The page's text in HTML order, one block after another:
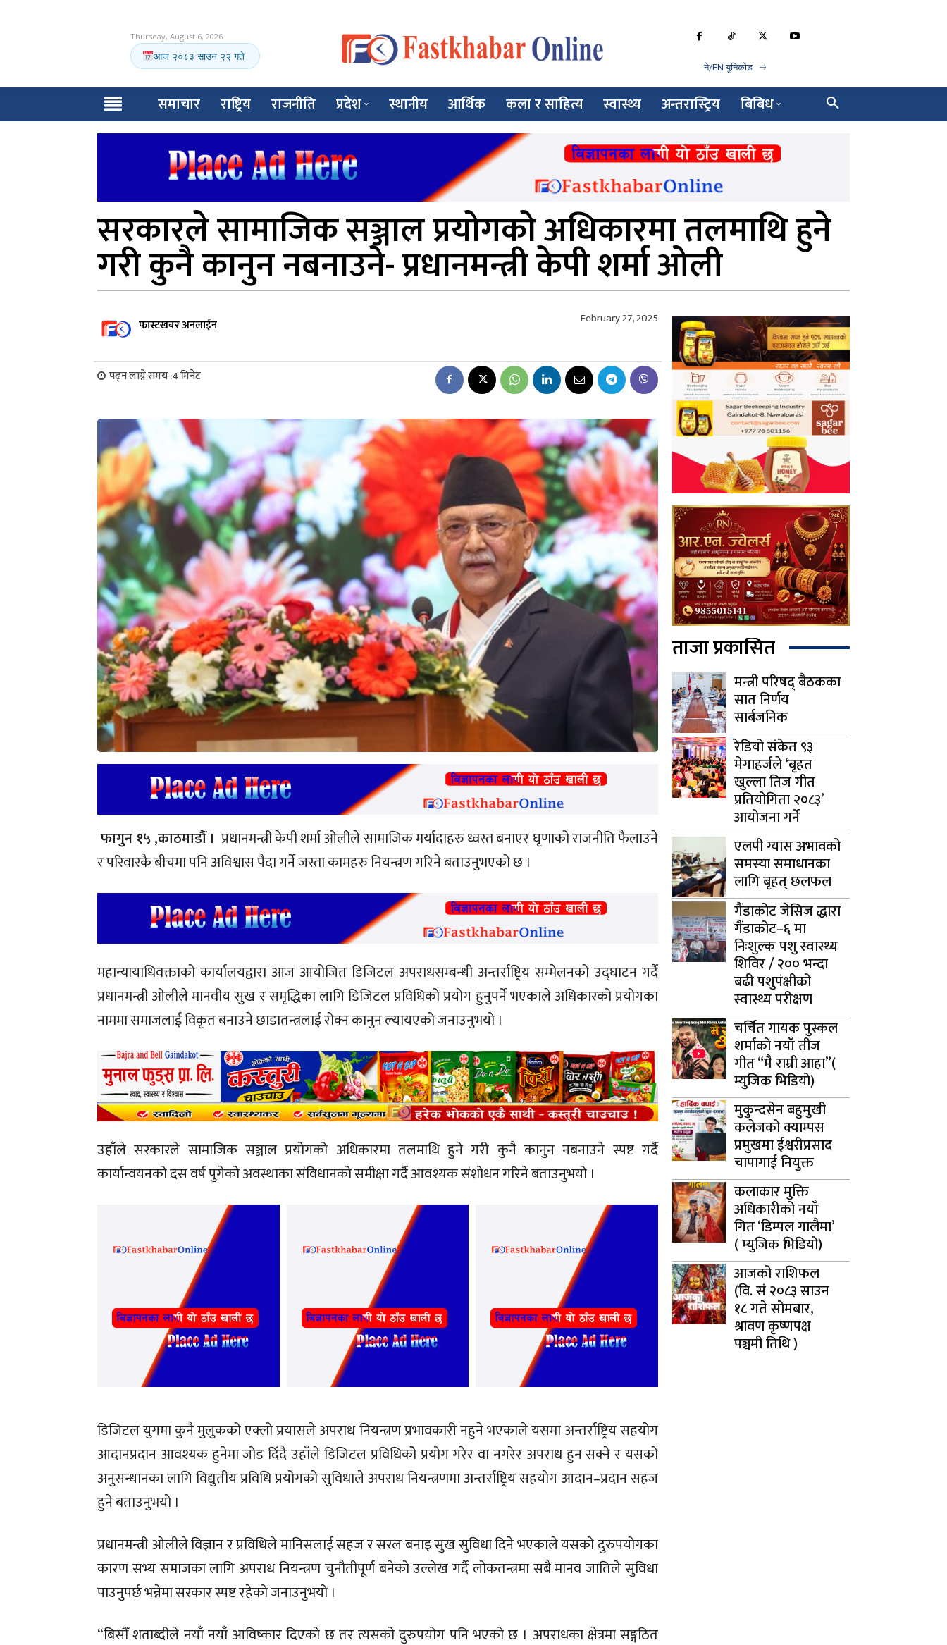
Thursday, August 6, 2026
आज २०८३ साउन २२ गते ·
ने/EN युनिकोड
समाचार राष्ट्रिय राजनीति प्रदेश स्थानीय आर्थिक कला र साहित्य स्वास्थ्य अन्तरास्ट्रिय बिबिध
सरकारले सामाजिक सञ्जाल प्रयोगको अधिकारमा तलमाथि हुने
गरी कुनै कानुन नबनाउने- प्रधानमन्त्री केपी शर्मा ओली
फास्टखबर अनलाईन February 27, 2025
पढ्न लाग्ने समय :4मिनेट
फागुन १५ ,काठमाडौँ । प्रधानमन्त्री केपी शर्मा ओलीले सामाजिक मर्यादाहरु ध्वस्त बनाएर घृणाको राजनीति फैलाउने
र परिवारकै बीचमा पनि अविश्वास पैदा गर्ने जस्ता कामहरु नियन्त्रण गरिने बताउनुभएको छ ।
महान्यायाधिवक्ताको कार्यालयद्वारा आज आयोजित डिजिटल अपराधसम्बन्धी अन्तर्राष्ट्रिय सम्मेलनको उद्घाटन गर्दै
प्रधानमन्त्री ओलीले मानवीय सुख र समृद्धिका लागि डिजिटल प्रविधिको प्रयोग हुनुपर्ने भएकाले अधिकारको प्रयोगका
नाममा समाजलाई विकृत बनाउने छाडातन्त्रलाई रोक्न कानुन ल्यायएको जनाउनुभयो ।
उहाँले सरकारले सामाजिक सञ्जाल प्रयोगको अधिकारमा तलमाथि हुने गरी कुनै कानुन नबनाउने स्पष्ट गर्दै
कार्यान्वयनको दस वर्ष पुगेको अवस्थाका संविधानको समीक्षा गर्दै आवश्यक संशोधन गरिने बताउनुभयो ।
डिजिटल युगमा कुनै मुलुकको एक्लो प्रयासले अपराध नियन्त्रण प्रभावकारी नहुने भएकाले यसमा अन्तर्राष्ट्रिय सहयोग
आदानप्रदान आवश्यक हुनेमा जोड दिँदै उहाँले डिजिटल प्रविधिकोे प्रयोग गरेर वा नगरेर अपराध हुन सक्ने र यसको
अनुसन्धानका लागि विद्युतीय प्रविधि प्रयोगको सुविधाले अपराध नियन्त्रणमा अन्तर्राष्ट्रिय सहयोग आदान–प्रदान सहज
हुने बताउनुभयो ।
प्रधानमन्त्री ओलीले विज्ञान र प्रविधिले मानिसलाई सहज र सरल बनाइ सुख सुविधा दिने भएकाले यसको दुरुपयोगका
कारण सभ्य समाजका लागि अपराध नियन्त्रण चुनौतीपूर्ण बनेको उल्लेख गर्दै लोकतन्त्रमा सबै मानव जातिले सुविधा
पाउनुपर्छ भन्नेमा सरकार स्पष्ट रहेको जनाउनुभयो ।
“बिसौँ शताब्दीले नयाँ नयाँ आविष्कार दिएको छ तर त्यसको दुरुपयोग पनि भएको छ । अपराधका क्षेत्रमा सङ्गठित
ताजा प्रकासित
मन्त्री परिषद् बैठकका
सात निर्णय
सार्बजनिक
रेडियो संकेत ९३
मेगाहर्जले ‘बृहत
खुल्ला तिज गीत
प्रतियोगिता २०८३’
आयोजना गर्ने
एलपी ग्यास अभावको
समस्या समाधानका
लागि बृहत् छलफल
गैंडाकोट जेसिज द्धारा
गैंडाकोट–६ मा
निःशुल्क पशु स्वास्थ्य
शिविर / २०० भन्दा
बढी पशुपंक्षीको
स्वास्थ्य परीक्षण
चर्चित गायक पुस्कल
शर्माको नयाँ तीज
गीत “मै राम्री आहा”(
म्युजिक भिडियो)
मुकुन्दसेन बहुमुखी
कलेजको क्याम्पस
प्रमुखमा ईश्वरीप्रसाद
चापागाईं नियुक्त
कलाकार मुक्ति
अधिकारीको नयाँ
गित ‘डिम्पल गालैमा’
( म्युजिक भिडियो)
आजको राशिफल
(वि. सं २०८३ साउन
१८ गते सोमबार,
श्रावण कृष्णपक्ष
पञ्चमी तिथि )